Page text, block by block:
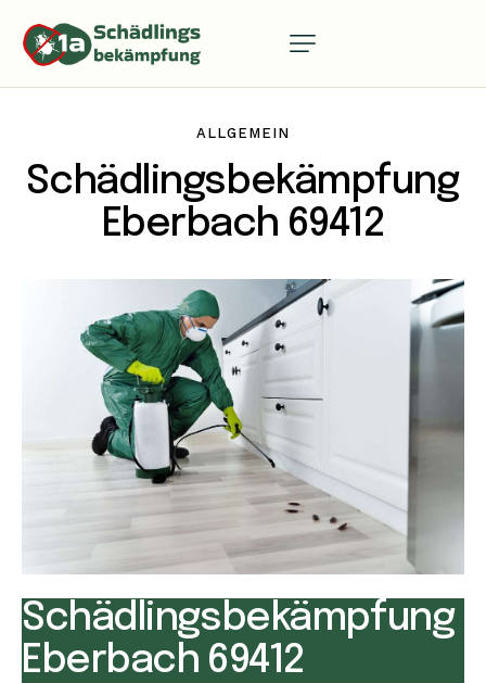
ALLGEMEIN
Schädlingsbekämpfung
Eberbach 69412
Schädlingsbekämpfung
Eberbach 69412